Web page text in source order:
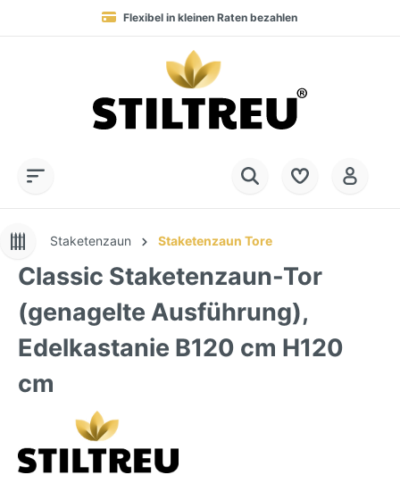
Flexibel in kleinen Raten bezahlen
Blitzversand in 1-3 Werktagen nach DE, AT & NL
+49 (0) 28 32 - 408 990 0
Dauerhaft hohe Warenverfügbarkeit
SSL-verschlüsselt online einkaufen
Staketenzaun Staketenzaun Tore
Classic Staketenzaun-Tor
(genagelte Ausführung),
Edelkastanie B120 cm H120
cm